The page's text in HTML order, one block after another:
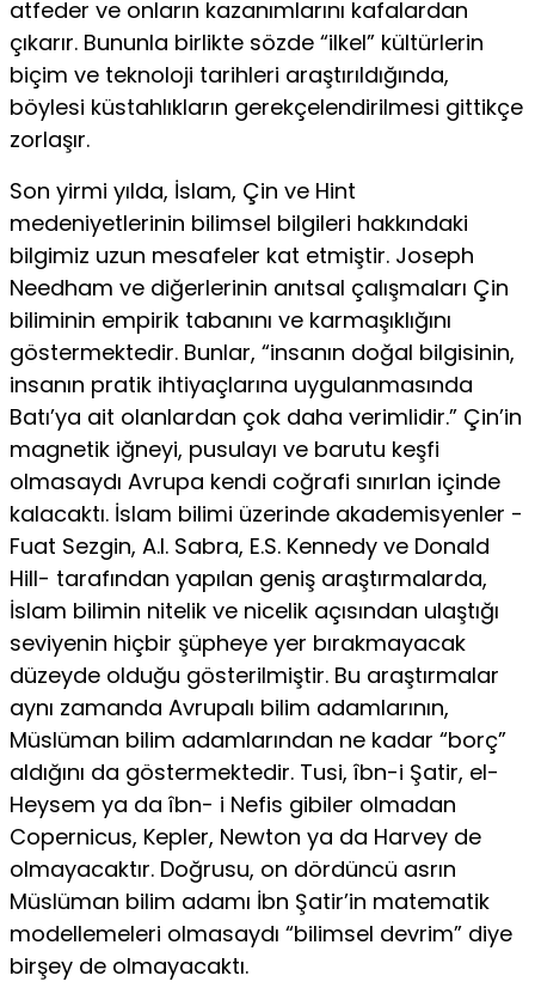
atfeder ve onların kazanımlarını kafalardan
çıkarır. Bununla birlikte sözde “ilkel” kültürlerin
biçim ve teknoloji tarihleri araştırıldığında,
böylesi küstahlıkların gerekçelendirilmesi gittikçe
zorlaşır.
Son yirmi yılda, İslam, Çin ve Hint
medeniyetlerinin bilimsel bilgileri hakkındaki
bilgimiz uzun mesafeler kat etmiştir. Joseph
Needham ve diğerlerinin anıtsal çalışmaları Çin
biliminin empirik tabanını ve karmaşıklığını
göstermektedir. Bunlar, “insanın doğal bilgisinin,
insanın pratik ihtiyaçlarına uygulanmasında
Batı’ya ait olanlardan çok daha verimlidir.” Çin’in
magnetik iğneyi, pusulayı ve barutu keşfi
olmasaydı Avrupa kendi coğrafi sınırlan içinde
kalacaktı. İslam bilimi üzerinde akademisyenler -
Fuat Sezgin, A.I. Sabra, E.S. Kennedy ve Donald
Hill- tarafından yapılan geniş araştırmalarda,
İslam bilimin nitelik ve nicelik açısından ulaştığı
seviyenin hiçbir şüpheye yer bırakmayacak
düzeyde olduğu gösterilmiştir. Bu araştırmalar
aynı zamanda Avrupalı bilim adamlarının,
Müslüman bilim adamlarından ne kadar “borç”
aldığını da göstermektedir. Tusi, îbn-i Şatir, el-
Heysem ya da îbn- i Nefis gibiler olmadan
Copernicus, Kepler, Newton ya da Harvey de
olmayacaktır. Doğrusu, on dördüncü asrın
Müslüman bilim adamı İbn Şatir’in matematik
modellemeleri olmasaydı “bilimsel devrim” diye
birşey de olmayacaktı.